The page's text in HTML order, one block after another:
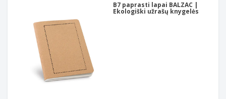
B7 paprasti lapai BALZAC |
Ekologiški užrašų knygelės